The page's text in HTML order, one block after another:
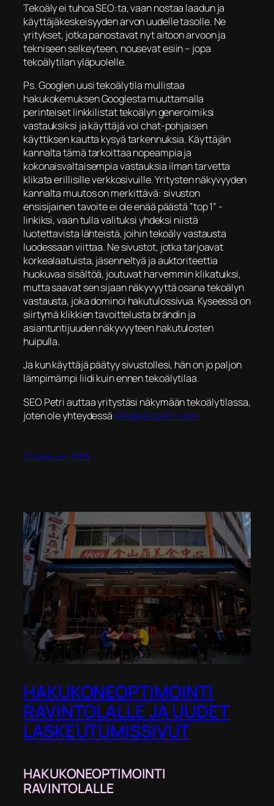
​Tekoäly ei tuhoa SEO:ta, vaan nostaa laadun ja
käyttäjäkeskeisyyden arvon uudelle tasolle. Ne
yritykset, jotka panostavat nyt aitoon arvoon ja
tekniseen selkeyteen, nousevat esiin – jopa
tekoälytilan yläpuolelle.
Ps. Googlen uusi tekoälytila mullistaa
hakukokemuksen Googlesta muuttamalla
perinteiset linkkilistat tekoälyn generoimiksi
vastauksiksi ja käyttäjä voi chat-pohjaisen
käyttiksen kautta kysyä tarkennuksia. Käyttäjän
kannalta tämä tarkoittaa nopeampia ja
kokonaisvaltaisempia vastauksia ilman tarvetta
klikata erillisille verkkosivuille. Yritysten näkyvyyden
kannalta muutos on merkittävä: sivuston
ensisijainen tavoite ei ole enää päästä ”top 1” -
linkiksi, vaan tulla valituksi yhdeksi niistä
luotettavista lähteistä, joihin tekoäly vastausta
luodessaan viittaa. Ne sivustot, jotka tarjoavat
korkealaatuista, jäsenneltyä ja auktoriteettia
huokuvaa sisältöä, joutuvat harvemmin klikatuiksi,
mutta saavat sen sijaan näkyvyyttä osana tekoälyn
vastausta, joka dominoi hakutulossivua. Kyseessä on
siirtymä klikkien tavoittelusta brändin ja
asiantuntijuuden näkyvyyteen hakutulosten
huipulla.
Ja kun käyttäjä päätyy sivustollesi, hän on jo paljon
lämpimämpi liidi kuin ennen tekoälytilaa.
SEO Petri auttaa yritystäsi näkymään tekoälytilassa,
joten ole yhteydessä info@seopetri.com
17 lokakuun, 2025
HAKUKONEOPTIMOINTI
RAVINTOLALLE JA UUDET
LASKEUTUMISSIVUT
HAKUKONEOPTIMOINTI
RAVINTOLALLE